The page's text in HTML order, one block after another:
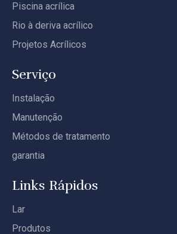
Piscina acrílica
Rio à deriva acrílico
Projetos Acrílicos
Serviço
Instalação
Manutenção
Métodos de tratamento
garantia
Links Rápidos
Lar
Produtos